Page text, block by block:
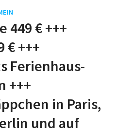
449 € +++
€ +++
Ferienhaus-
+++
in Paris,
und auf